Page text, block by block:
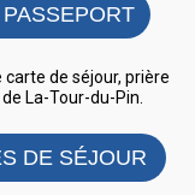
de séjour, prière
La-Tour-du-Pin.
DE SÉJOUR